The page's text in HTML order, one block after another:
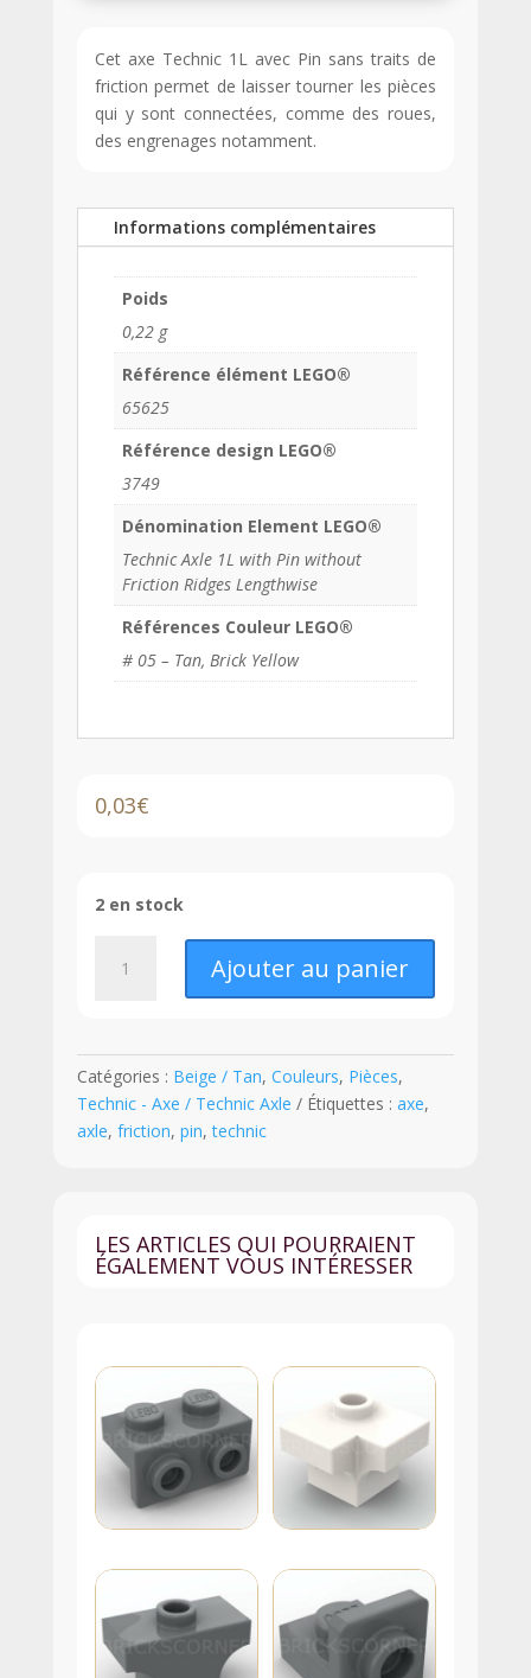
Cet axe Technic 1L avec Pin sans traits de
friction permet de laisser tourner les pièces
qui y sont connectées, comme des roues,
des engrenages notamment.
Informations complémentaires
Poids
0,22 g
Référence élément LEGO®
65625
Référence design LEGO®
3749
Dénomination Element LEGO®
Technic Axle 1L with Pin without
Friction Ridges Lengthwise
Références Couleur LEGO®
# 05 – Tan, Brick Yellow
0,03€
2 en stock
Axe
1L
avec
Pin
Friction
-
Ajouter au panier
Catégories : Beige / Tan, Couleurs, Pièces,
Technic - Axe / Technic Axle
Étiquettes : axe,
axle, friction, pin,technic
LES ARTICLES QUI POURRAIENT
ÉGALEMENT VOUS INTÉRESSER